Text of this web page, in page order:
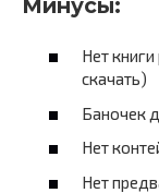
Нет
скачать)
Баночек
Нет
Нет